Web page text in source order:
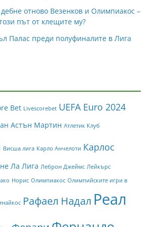
отново Везенков и Олимпиакос –
път от клещите му?
Палас преди полуфиналите в Лига
Bet Livescorebet UEFA Euro 2024
Астън Мартин Атлетик Клуб
Висша лига Карло Анчелоти Карлос
Ла Лига Леброн Джеймс Лейкърс
Норис Олимпиакос Олимпийските игри в
Рафаел Надал Реал